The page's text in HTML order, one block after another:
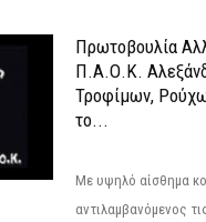
Πρωτοβουλία
Π.Α.Ο.Κ.
Τροφίμων,
το...
Με υψηλό αίσθημα
αντιλαμβανόμενος